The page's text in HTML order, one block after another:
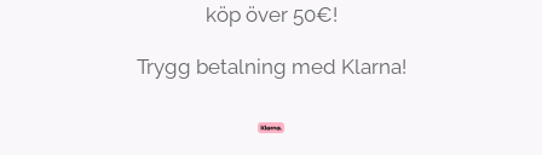
köp över 50€!
Trygg betalning med Klarna!